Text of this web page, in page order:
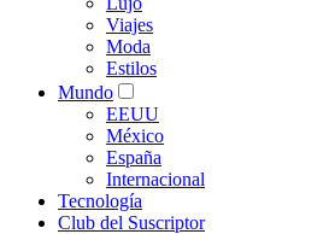
Viajes
Moda
Estilos
Mundo
EEUU
México
España
Internacional
Tecnología
Club del Suscriptor